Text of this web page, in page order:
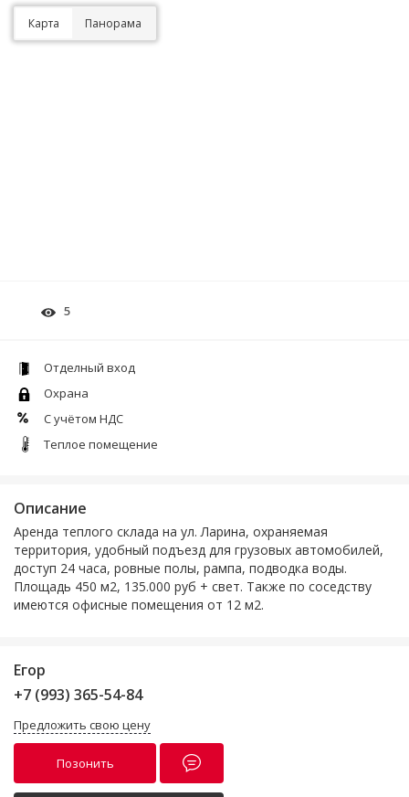
Карта Панорама
5
Отделный вход
Охрана
С учётом НДС
Теплое помещение
Описание
Аренда теплого склада на ул. Ларина, охраняемая
территория, удобный подъезд для грузовых автомобилей,
доступ 24 часа, ровные полы, рампа, подводка воды.
Площадь 450 м2, 135.000 руб + свет. Также по соседству
имеются офисные помещения от 12 м2.
Егор
+7 (993) 365-54-84
Предложить свою цену
Позонить